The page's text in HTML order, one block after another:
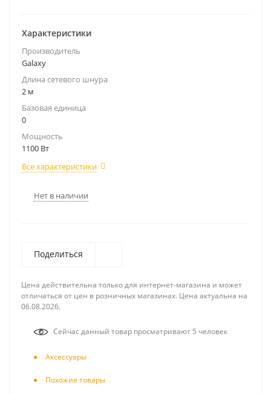
Характеристики
Производитель
Galaxy
Длина сетевого шнура
2 м
Базовая единица
0
Мощность
1100 Вт
Все характеристики
Нет в наличии
Поделиться
Цена действительна только для интернет-магазина и может
отличаться от цен в розничных магазинах. Цена актуальна на
06.08.2026.
Сейчас данный товар просматривают 5 человек
Аксесcуары
Похожие товары